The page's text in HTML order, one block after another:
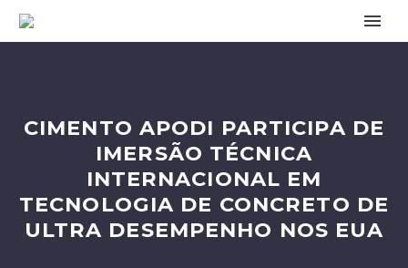
CIMENTO APODI PARTICIPA DE
IMERSÃO TÉCNICA
INTERNACIONAL EM
TECNOLOGIA DE CONCRETO DE
ULTRA DESEMPENHO NOS EUA